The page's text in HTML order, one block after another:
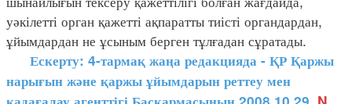
уәкілетті орган қажетті ақпаратты тиісті органдардан,
ұйымдардан не ұсыным берген тұлғадан сұратады.
Ескерту: 4-тармақ жаңа редакцияда - ҚР Қаржы
нарығын және қаржы ұйымдарын реттеу мен